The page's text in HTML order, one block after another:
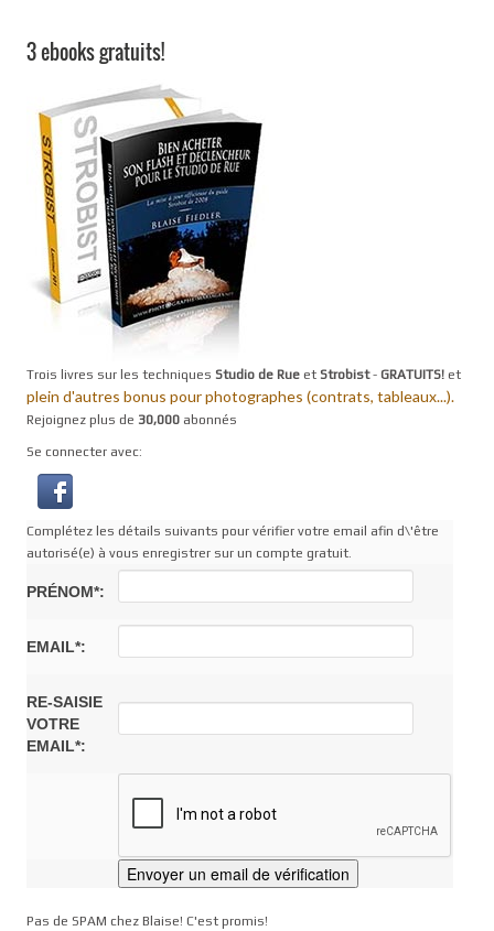
3 ebooks gratuits!
Trois livres sur les techniques Studio de Rue et Strobist- GRATUITS! et
plein d'autres bonus pour photographes (contrats, tableaux...).
Rejoignez plus de 30,000 abonnés
Se connecter avec:
Complétez les détails suivants pour vérifier votre email afin d\'être
autorisé(e) à vous enregistrer sur un compte gratuit.
PRÉNOM*:
EMAIL*:
RE-SAISIE
VOTRE
EMAIL*:
Pas de SPAM chez Blaise! C'est promis!